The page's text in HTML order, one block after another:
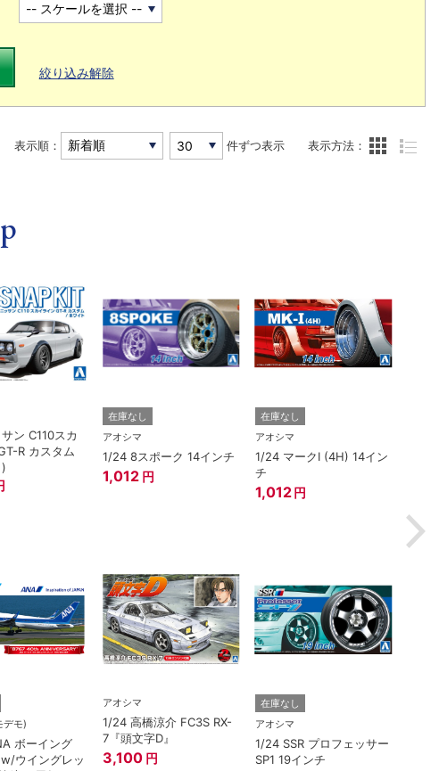
絞り込み解除
表示順： 件ずつ表示 表示方法：
ン C110スカ
R カスタム
在庫なし
アオシマ
1/24 8スポーク 14インチ
1,012 円
在庫なし
アオシマ
1/24 マークI (4H) 14イン
チ
1,012 円
デモ)
ボーイング
ウイングレッ
アオシマ
1/24 高橋涼介 FC3S RX-
7『頭文字D』
3,100 円
在庫なし
アオシマ
1/24 SSR プロフェッサー
SP1 19インチ